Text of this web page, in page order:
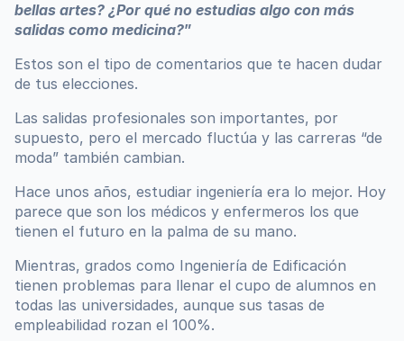
bellas artes? ¿Por qué no estudias algo con más
salidas como medicina?”
Estos son el tipo de comentarios que te hacen dudar
de tus elecciones.
Las salidas profesionales son importantes, por
supuesto, pero el mercado fluctúa y las carreras “de
moda” también cambian.
Hace unos años, estudiar ingeniería era lo mejor. Hoy
parece que son los médicos y enfermeros los que
tienen el futuro en la palma de su mano.
Mientras, grados como Ingeniería de Edificación
tienen problemas para llenar el cupo de alumnos en
todas las universidades, aunque sus tasas de
empleabilidad rozan el 100%.